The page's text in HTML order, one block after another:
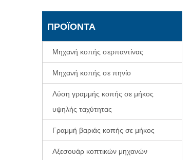
ΠΡΟΪΌΝΤΑ
Μηχανή κοπής σερπαντίνας
Μηχανή κοπής σε πηνίο
Λύση γραμμής κοπής σε μήκος
υψηλής ταχύτητας
Γραμμή βαριάς κοπής σε μήκος
Αξεσουάρ κοπτικών μηχανών